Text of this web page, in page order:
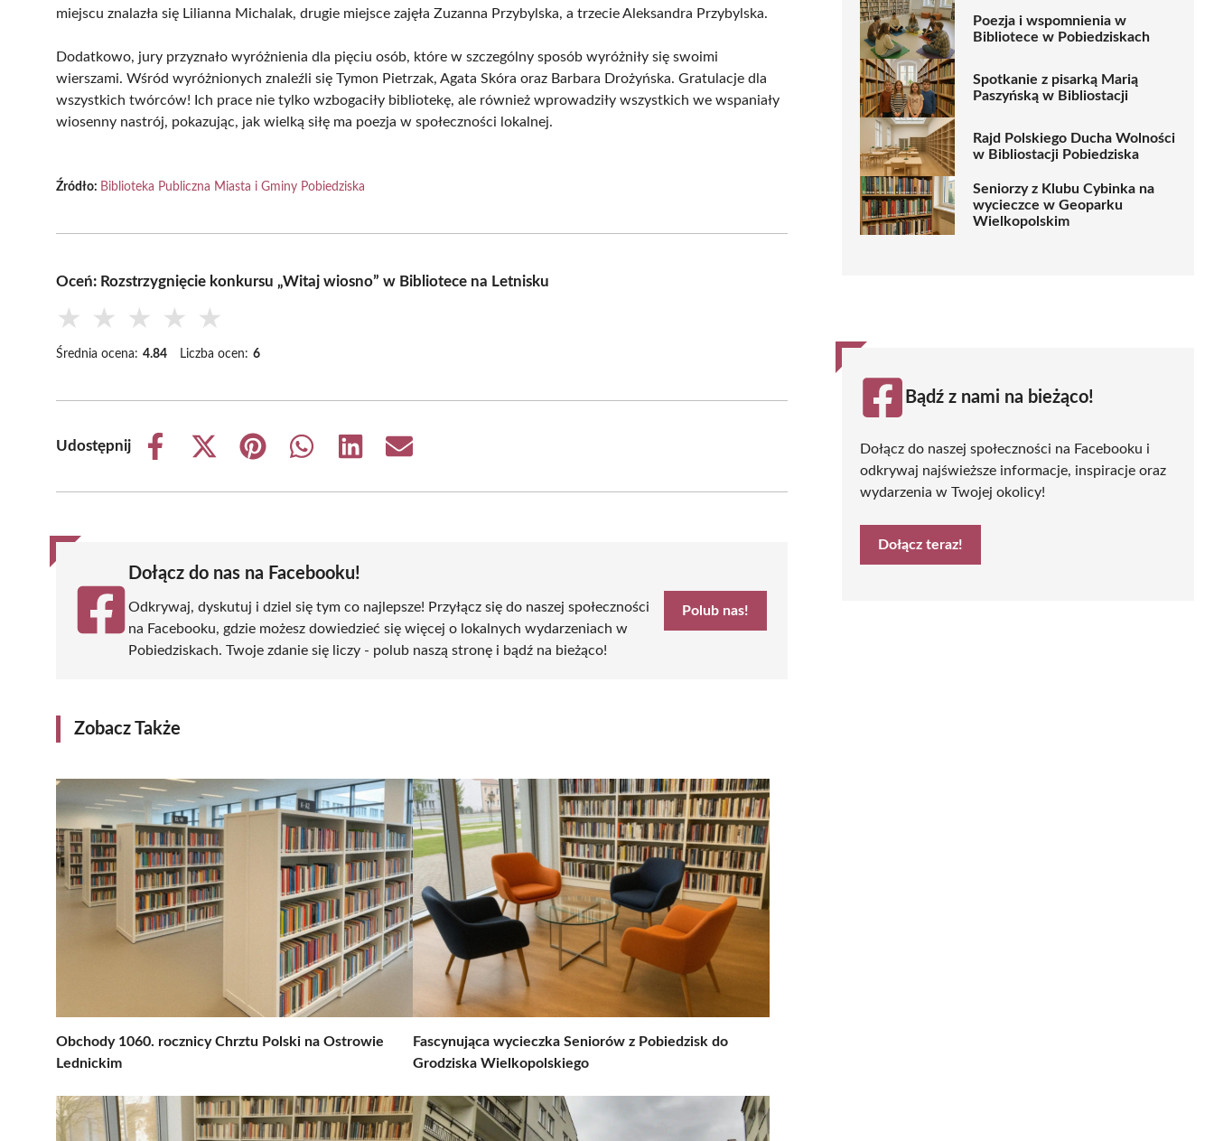
miejscu znalazła się Lilianna Michalak, drugie miejsce zajęła Zuzanna Przybylska, a trzecie Aleksandra Przybylska.
Dodatkowo, jury przyznało wyróżnienia dla pięciu osób, które w szczególny sposób wyróżniły się swoimi
wierszami. Wśród wyróżnionych znaleźli się Tymon Pietrzak, Agata Skóra oraz Barbara Drożyńska. Gratulacje dla
wszystkich twórców! Ich prace nie tylko wzbogaciły bibliotekę, ale również wprowadziły wszystkich we wspaniały
wiosenny nastrój, pokazując, jak wielką siłę ma poezja w społeczności lokalnej.
Źródło: Biblioteka Publiczna Miasta i Gminy Pobiedziska
Oceń: Rozstrzygnięcie konkursu „Witaj wiosno” w Bibliotece na Letnisku
★ ★ ★ ★ ★
Średnia ocena: 4.84 Liczba ocen: 6
Udostępnij
Share
Share
(Twitter)
Share
Share
Share
Share
Dołącz do nas na Facebooku!
Odkrywaj, dyskutuj i dziel się tym co najlepsze! Przyłącz się do naszej społeczności
na Facebooku, gdzie możesz dowiedzieć się więcej o lokalnych wydarzeniach w
Pobiedziskach. Twoje zdanie się liczy - polub naszą stronę i bądź na bieżąco!
Polub nas!
Zobacz Także
Obchody 1060. rocznicy Chrztu Polski na Ostrowie
Lednickim
Fascynująca wycieczka Seniorów z Pobiedzisk do
Grodziska Wielkopolskiego
Poezja i wspomnienia w
Bibliotece w Pobiedziskach
Spotkanie z pisarką Marią
Paszyńską w Bibliostacji
Rajd Polskiego Ducha Wolności
w Bibliostacji Pobiedziska
Seniorzy z Klubu Cybinka na
wycieczce w Geoparku
Wielkopolskim
Bądź z nami na bieżąco!
Dołącz do naszej społeczności na Facebooku i
odkrywaj najświeższe informacje, inspiracje oraz
wydarzenia w Twojej okolicy!
Dołącz teraz!